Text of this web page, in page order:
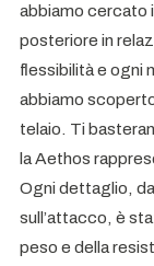
abbiamo cercato
posteriore in
flessibilità e ogni
abbiamo
telaio. Ti
la Aethos
Ogni dettaglio,
sull’attacco, è
peso e della